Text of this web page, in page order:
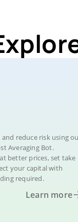
reduce risk using
Averaging Bot.
better prices, set take
your capital with
required.
Learn more